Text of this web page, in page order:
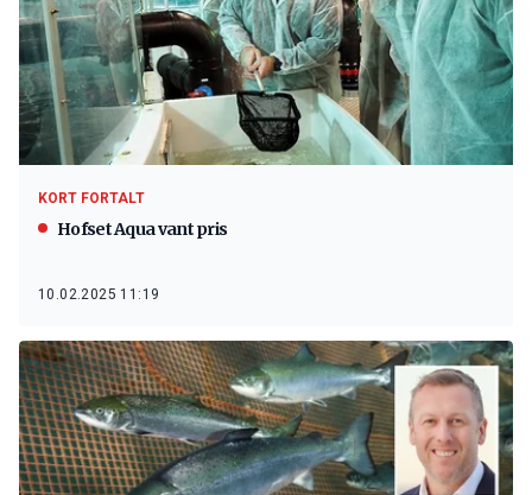
KORT FORTALT
Hofset Aqua vant pris
10.02.2025 11:19